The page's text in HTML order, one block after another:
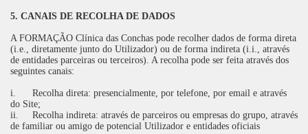
5. CANAIS DE RECOLHA DE DADOS
A FORMAÇÃO Clínica das Conchas pode recolher dados de forma direta
(i.e., diretamente junto do Utilizador) ou de forma indireta (i.i., através
de entidades parceiras ou terceiros). A recolha pode ser feita através dos
seguintes canais:
i.
Recolha direta: presencialmente, por telefone, por email e através
do Site;
ii.
Recolha indireta: através de parceiros ou empresas do grupo, através
de familiar ou amigo de potencial Utilizador e entidades oficiais